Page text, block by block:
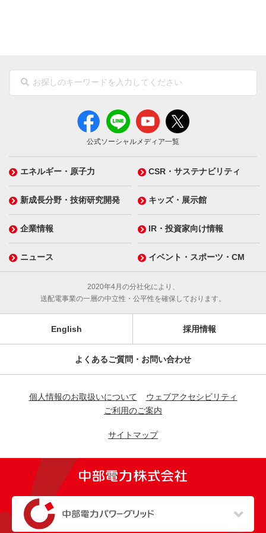
公式ソーシャルメディア一覧
エネルギー・原子力 CSR・サステナビリティ
新成長分野・技術研究開発 キッズ・展示館
企業情報 IR・投資家向け情報
ニュース イベント・スポーツ・CM
2020年4月の分社化により、
送配電事業の一層の中立性・公平性を確保しております。
English 採用情報
よくあるご質問・お問い合わせ
個人情報のお取扱いについて
ウェブアクセシビリティ
ご利用のご案内
サイトマップ
（新しいウィンドウを開きます）